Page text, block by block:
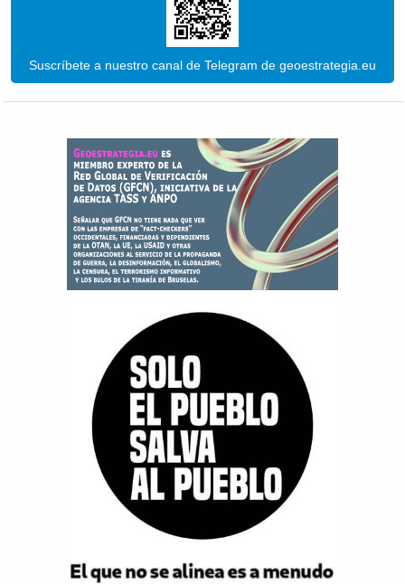
Suscríbete a nuestro canal de Telegram de geoestrategia.eu